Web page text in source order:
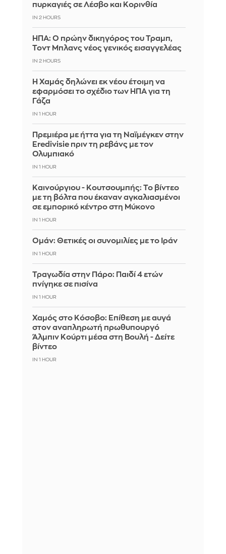
πυρκαγιές σε Λέσβο και Κορινθία
IN 2 HOURS
ΗΠΑ: Ο πρώην δικηγόρος του Τραμπ,
Τοντ Μπλανς νέος γενικός εισαγγελέας
IN 2 HOURS
Η Χαμάς δηλώνει εκ νέου έτοιμη να
εφαρμόσει το σχέδιο των ΗΠΑ για τη
Γάζα
IN 1 HOUR
Πρεμιέρα με ήττα για τη Ναϊμέγκεν στην
Eredivisie πριν τη ρεβάνς με τον
Ολυμπιακό
IN 1 HOUR
Καινούργιου - Κουτσουμπής: Το βίντεο
με τη βόλτα που έκαναν αγκαλιασμένοι
σε εμπορικό κέντρο στη Μύκονο
IN 1 HOUR
Ομάν: Θετικές οι συνομιλίες με το Ιράν
IN 1 HOUR
Τραγωδία στην Πάρο: Παιδί 4 ετών
πνίγηκε σε πισίνα
IN 1 HOUR
Χαμός στο Κόσοβο: Επίθεση με αυγά
στον αναπληρωτή πρωθυπουργό
Άλμπιν Κούρτι μέσα στη Βουλή - Δείτε
βίντεο
IN 1 HOUR